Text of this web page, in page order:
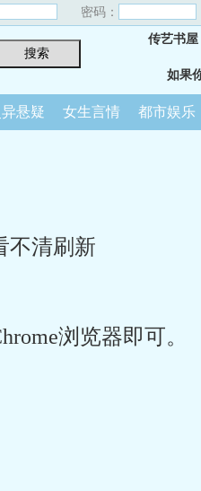
密码：
传艺书
如果
异悬疑 女生言情 都市娱乐
不清刷新
浏览器即可。